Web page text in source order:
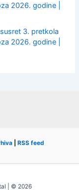
2026. godine |
3. pretkola
2026. godine |
RSS feed
| © 2026